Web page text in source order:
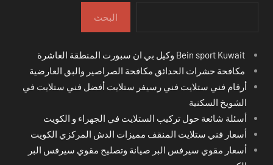
البحث
مكافحة حشرات الحدائق مكافحة الصراصير والبق العارضية
أرقام فني ستلايت فني رسيفر ستلايت أفضل فني ستلايت في
الشويخ السكنية
أسئلة شائعة حول تركيب الستلايت في الجهراء و الكويت
أسعار فني ستلايت المنقف مميزات الدش المركزي الكويت
أسعار مقوي سيرفس البر صيانة وتصليح مقوي سيرفس البر